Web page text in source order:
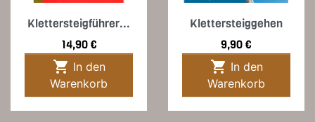
Klettersteigführer...
Preis
14,90 €

Warenkorb
Klettersteiggehen
Preis
9,90 €

Warenkorb